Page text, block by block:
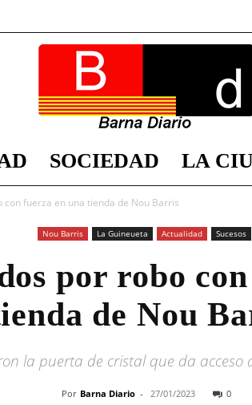
Diario
SOCIEDAD LA
fuerza en una tienda de Nou Barris
Nou Barris La Guineueta Actualidad Sucesos
por robo
de Nou
la puerta de cristal que da acceso
Por Barna Diario - 27/01/2023 0